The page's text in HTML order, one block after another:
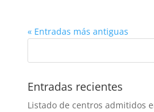
« Entradas más antiguas
Entradas recientes
Listado de centros admitidos